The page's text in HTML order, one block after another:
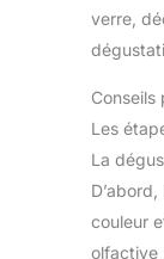
verre,
Les
La
couleur
olfactive